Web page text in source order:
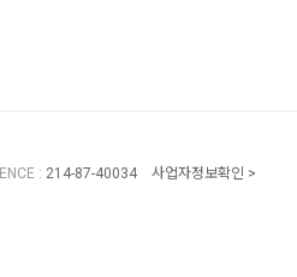
: 214-87-40034
사업자정보확인